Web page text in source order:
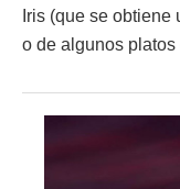
Iris (que se
o de algunos platos